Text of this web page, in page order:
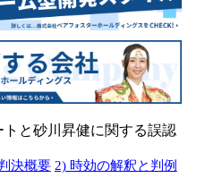
と砂川昇健に関する誤認
決概要 2) 時効の解釈と判例